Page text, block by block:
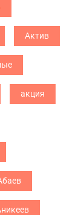
Актив
акция